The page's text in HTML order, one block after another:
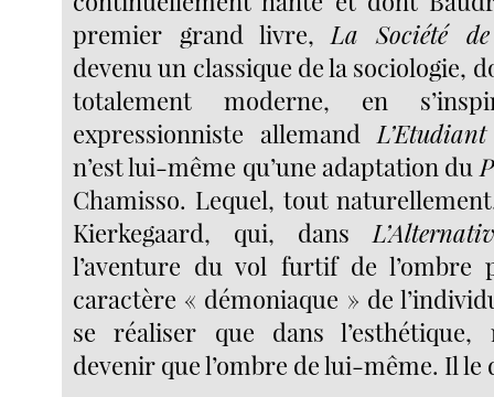
premier grand livre,La Société
devenu un classique de la sociologie,
totalement moderne, en
expressionniste allemand
n’est lui-même qu’une adaptation du
Chamisso. Lequel, tout
Kierkegaard, qui, dans
l’aventure du vol furtif de l’ombre
caractère « démoniaque » de
se réaliser que dans
devenir que l’ombre de lui-même. Il